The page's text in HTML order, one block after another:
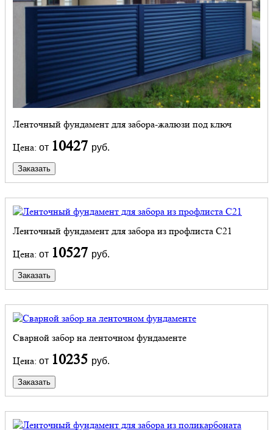
Ленточный фундамент для забора-жалюзи под ключ
Цена: от 10427 руб.
Заказать
Ленточный фундамент для забора из профлиста С21
Цена: от 10527 руб.
Заказать
Сварной забор на ленточном фундаменте
Цена: от 10235 руб.
Заказать